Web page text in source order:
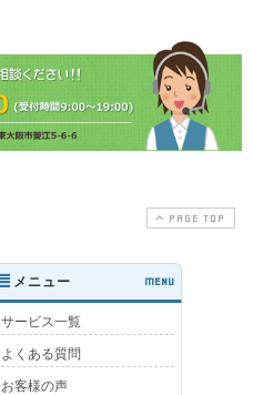
PAGE TOP
メニュー MENU
サービス一覧
よくある質問
お客様の声